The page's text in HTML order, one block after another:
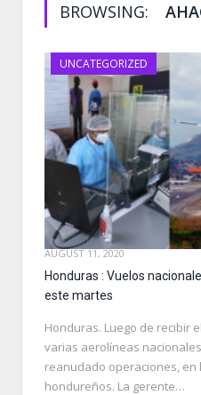
BROWSING:
UNCATEGORIZED
AUGUST 11, 2020
Honduras : Vuelos
este martes
Honduras. Luego de recibir
varias aerolíneas
reanudado operaciones,
hondureños. La gerente…